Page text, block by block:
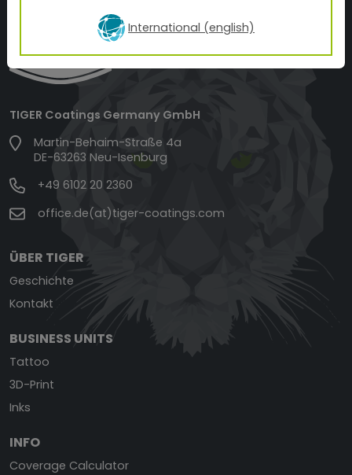
TIGER Coatings Germany GmbH
Martin-Behaim-Straße 4a
DE-63263 Neu-Isenburg
+49 6102 20 2360
office.de(at)tiger-coatings.com
ÜBER TIGER
Geschichte
Kontakt
BUSINESS UNITS
Tattoo
3D-Print
Inks
INFO
Coverage Calculator
International (english)